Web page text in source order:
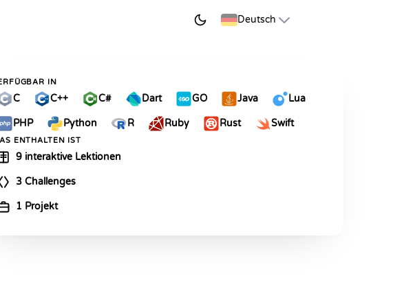
Deutsch
IN
C C++ C# Dart GO Java Lua
PHP Python R Ruby Rust Swift
ENTHALTEN IST
9 interaktive Lektionen
3 Challenges
1 Projekt